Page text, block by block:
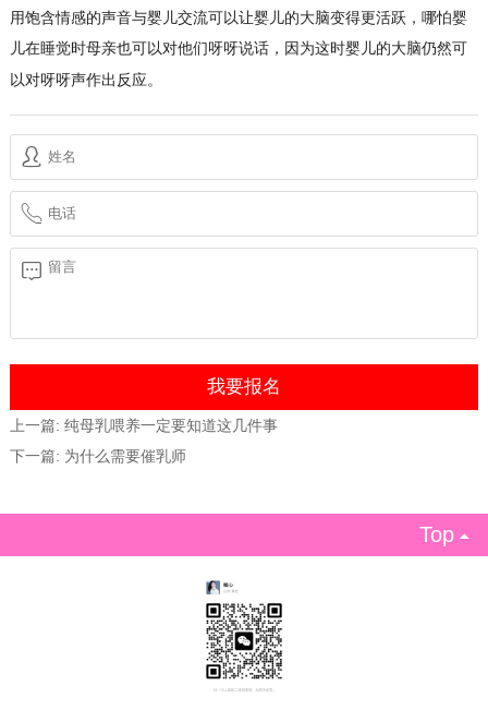
用饱含情感的声音与婴儿交流可以让婴儿的大脑变得更活跃，哪怕婴
儿在睡觉时母亲也可以对他们呀呀说话，因为这时婴儿的大脑仍然可
以对呀呀声作出反应。
上一篇: 纯母乳喂养一定要知道这几件事
下一篇: 为什么需要催乳师
Top